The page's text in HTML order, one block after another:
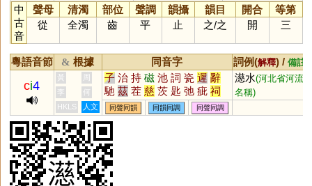
中
古
音
聲母 清濁 部位 聲調 韻攝 韻目 開合
等第
從
全濁 齒 平 止 之/之 開 三
粵語音節 & 根據 同音字 詞例(解釋) / 備註
ci4
黃 周 子 治 持 磁 池 詞 瓷 遲 辭
馳 茲 茬 慈 茨 匙 弛 疵 祠
踶 訾 臍 薺 泜 踟 餈 茈 鶿
墀 茌 沶 坻 荎 蚳 箈 箎 篪
迡
濨水(河北省河流
名稱)
李
何
HKLS
人文 同聲同韻 同韻同調 同聲同調